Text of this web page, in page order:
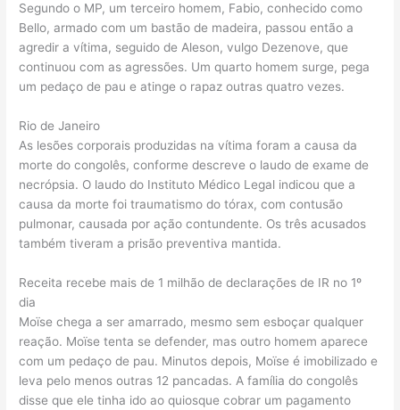
Segundo o MP, um terceiro homem, Fabio, conhecido como
Bello, armado com um bastão de madeira, passou então a
agredir a vítima, seguido de Aleson, vulgo Dezenove, que
continuou com as agressões. Um quarto homem surge, pega
um pedaço de pau e atinge o rapaz outras quatro vezes.
Rio de Janeiro
As lesões corporais produzidas na vítima foram a causa da
morte do congolês, conforme descreve o laudo de exame de
necrópsia. O laudo do Instituto Médico Legal indicou que a
causa da morte foi traumatismo do tórax, com contusão
pulmonar, causada por ação contundente. Os três acusados
também tiveram a prisão preventiva mantida.
Receita recebe mais de 1 milhão de declarações de IR no 1º
dia
Moïse chega a ser amarrado, mesmo sem esboçar qualquer
reação. Moïse tenta se defender, mas outro homem aparece
com um pedaço de pau. Minutos depois, Moïse é imobilizado e
leva pelo menos outras 12 pancadas. A família do congolês
disse que ele tinha ido ao quiosque cobrar um pagamento